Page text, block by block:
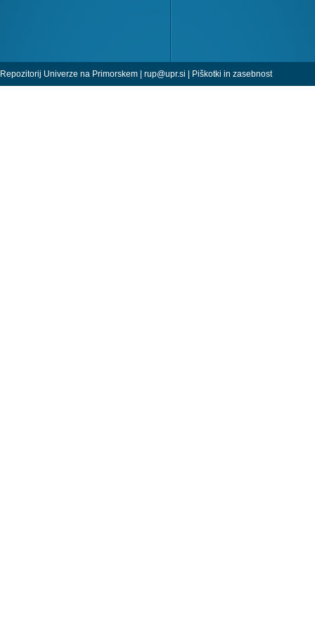
Repozitorij Univerze na Primorskem | rup@upr.si | Piškotki in zasebnost